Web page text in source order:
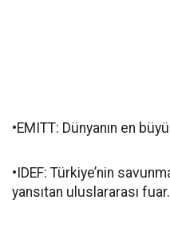
•EMITT: Dünyanın en
•IDEF: Türkiye’nin
yansıtan uluslararası fuar.